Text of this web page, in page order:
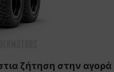
ζήτηση στην αγορά